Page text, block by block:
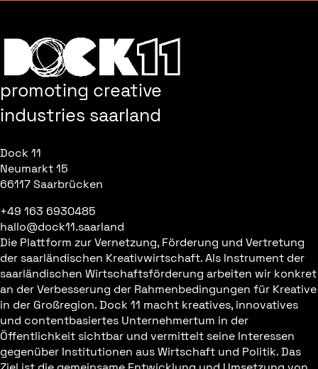
promoting creative
industries saarland
Dock 11
Neumarkt 15
66117 Saarbrücken
+49 163 6930485
hallo@dock11.saarland
Die Plattform zur Vernetzung, Förderung und Vertretung
der saarländischen Kreativwirtschaft. Als Instrument der
saarländischen Wirtschaftsförderung arbeiten wir konkret
an der Verbesserung der Rahmenbedingungen für Kreative
in der Großregion. Dock 11 macht kreatives, innovatives
und contentbasiertes Unternehmertum in der
Öffentlichkeit sichtbar und vermittelt seine Interessen
gegenüber Institutionen aus Wirtschaft und Politik. Das